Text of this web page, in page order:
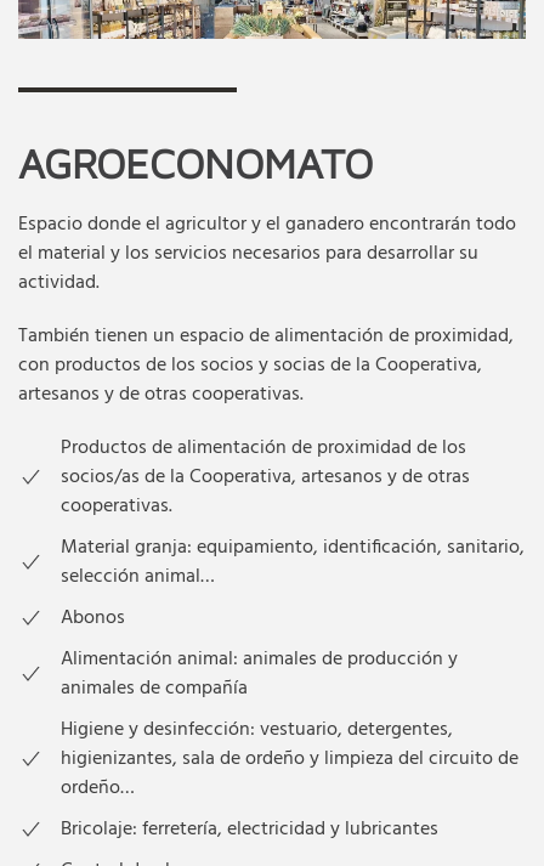
AGROECONOMATO
Espacio donde el agricultor y el ganadero encontrarán todo
el material y los servicios necesarios para desarrollar su
actividad.
También tienen un espacio de alimentación de proximidad,
con productos de los socios y socias de la Cooperativa,
artesanos y de otras cooperativas.
Productos de alimentación de proximidad de los
socios/as de la Cooperativa, artesanos y de otras
cooperativas.
Material granja: equipamiento, identificación, sanitario,
selección animal…
Abonos
Alimentación animal: animales de producción y
animales de compañía
Higiene y desinfección: vestuario, detergentes,
higienizantes, sala de ordeño y limpieza del circuito de
ordeño…
Bricolaje: ferretería, electricidad y lubricantes